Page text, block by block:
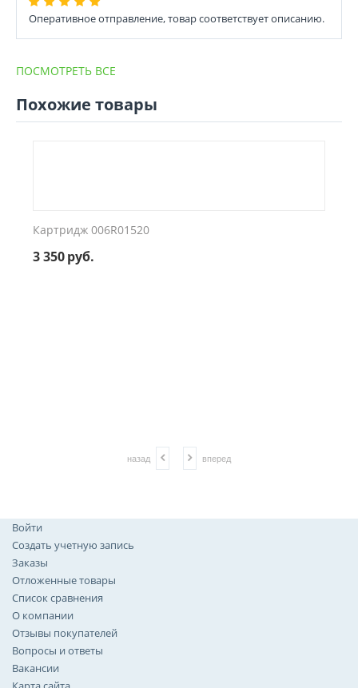
Оперативное отправление, товар соответствует описанию.
ПОСМОТРЕТЬ ВСЕ
Похожие товары
Картридж 006R01520
3 350руб.
назад вперед
Войти
Создать учетную запись
Заказы
Отложенные товары
Список сравнения
О компании
Отзывы покупателей
Вопросы и ответы
Вакансии